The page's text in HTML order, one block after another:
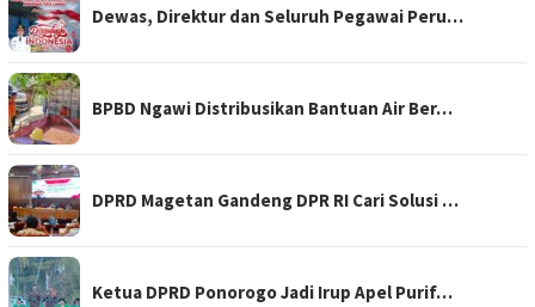
Dewas, Direktur dan Seluruh Pegawai Peru…
BPBD Ngawi Distribusikan Bantuan Air Ber…
DPRD Magetan Gandeng DPR RI Cari Solusi …
Ketua DPRD Ponorogo Jadi Irup Apel Purif…